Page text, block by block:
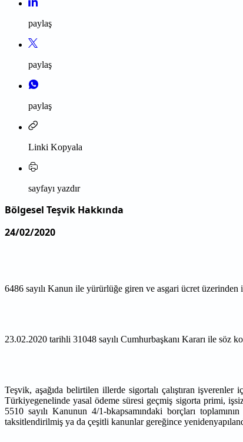
paylaş
paylaş
paylaş
Linki Kopyala
sayfayı yazdır
Bölgesel Teşvik Hakkında
24/02/2020
6486 sayılı Kanun ile yürürlüğe giren ve asgari ücret
23.02.2020 tarihli 31048 sayılı Cumhurbaşkanı Kararı ile söz
Teşvik, aşağıda belirtilen illerde sigortalı çalıştıran
Türkiyegenelinde yasal ödeme süresi geçmiş sigorta primi,
5510 sayılı Kanunun 4/1-bkapsamındaki borçları
taksitlendirilmiş ya da çeşitli kanunlar gereğince